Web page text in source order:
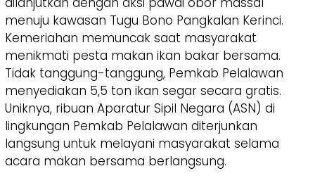
menuju kawasan Tugu Bono Pangkalan Kerinci.
Kemeriahan memuncak saat masyarakat
menikmati pesta makan ikan bakar bersama.
Tidak tanggung-tanggung, Pemkab Pelalawan
menyediakan 5,5 ton ikan segar secara gratis.
Uniknya, ribuan Aparatur Sipil Negara (ASN) di
lingkungan Pemkab Pelalawan diterjunkan
langsung untuk melayani masyarakat selama
acara makan bersama berlangsung.